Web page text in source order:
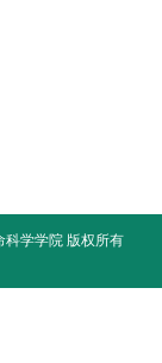
学学院 版权所有